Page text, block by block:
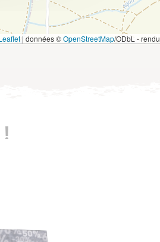
| données ©OpenStreetMap/ODbL - rendu